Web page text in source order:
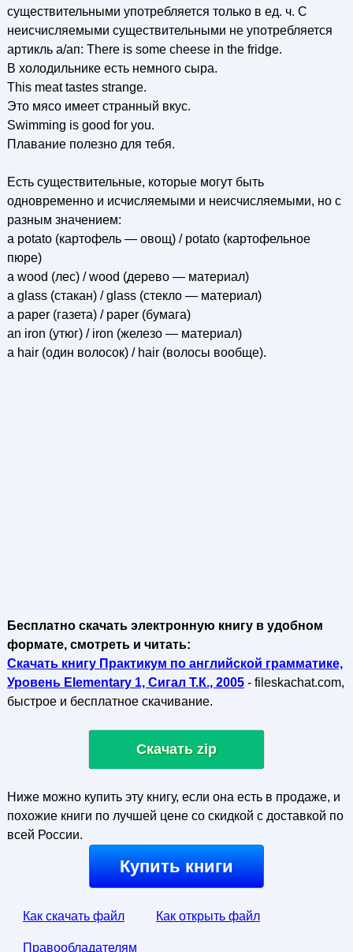
существительными употребляется только в ед. ч. С
неисчисляемыми существительными не употребляется
артикль а/ап: There is some cheese in the fridge.
В холодильнике есть немного сыра.
This meat tastes strange.
Это мясо имеет странный вкус.
Swimming is good for you.
Плавание полезно для тебя.
Есть существительные, которые могут быть
одновременно и исчисляемыми и неисчисляемыми, но с
разным значением:
a potato (картофель — овощ) / potato (картофельное
пюре)
a wood (лес) / wood (дерево — материал)
a glass (стакан) / glass (стекло — материал)
a paper (газета) / paper (бумага)
an iron (утюг) / iron (железо — материал)
a hair (один волосок) / hair (волосы вообще).
Бесплатно скачать электронную книгу в удобном
формате, смотреть и читать:
Скачать книгу Практикум по английской грамматике,
Уровень Elementary 1, Сигал Т.К., 2005- fileskachat.com,
быстрое и бесплатное скачивание.
Скачать zip
Ниже можно купить эту книгу, если она есть в продаже, и
похожие книги по лучшей цене со скидкой с доставкой по
всей России.
Купить книги
Как скачать файл Как открыть файл
Правообладателям